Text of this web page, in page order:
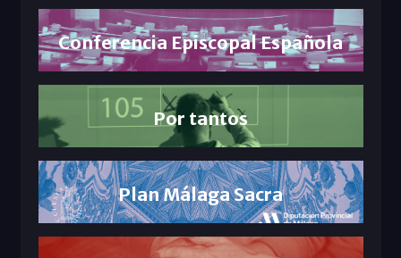
Conferencia Episcopal Española
Por tantos
Plan Málaga Sacra